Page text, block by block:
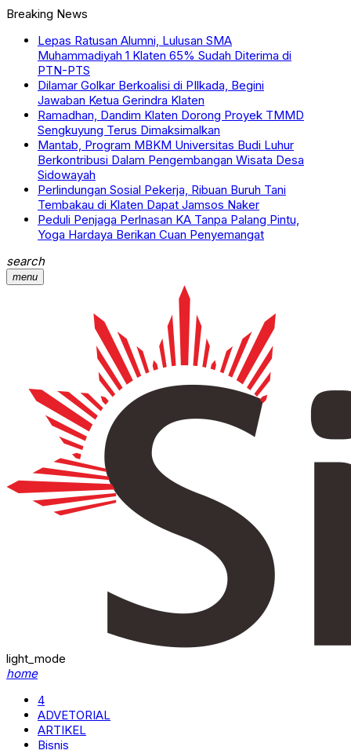
Breaking News
Lepas Ratusan Alumni, Lulusan SMA
Muhammadiyah 1 Klaten 65% Sudah Diterima di
PTN-PTS
Dilamar Golkar Berkoalisi di PIlkada, Begini
Jawaban Ketua Gerindra Klaten
Ramadhan, Dandim Klaten Dorong Proyek TMMD
Sengkuyung Terus Dimaksimalkan
Mantab, Program MBKM Universitas Budi Luhur
Berkontribusi Dalam Pengembangan Wisata Desa
Sidowayah
Perlindungan Sosial Pekerja, Ribuan Buruh Tani
Tembakau di Klaten Dapat Jamsos Naker
Peduli Penjaga Perlnasan KA Tanpa Palang Pintu,
Yoga Hardaya Berikan Cuan Penyemangat
search
menu
light_mode
home
4
ADVETORIAL
ARTIKEL
Bisnis